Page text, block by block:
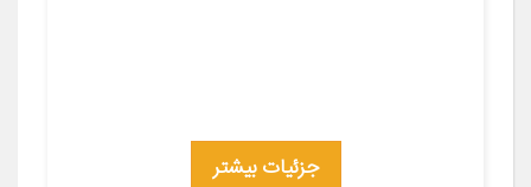
جزئیات بیشتر